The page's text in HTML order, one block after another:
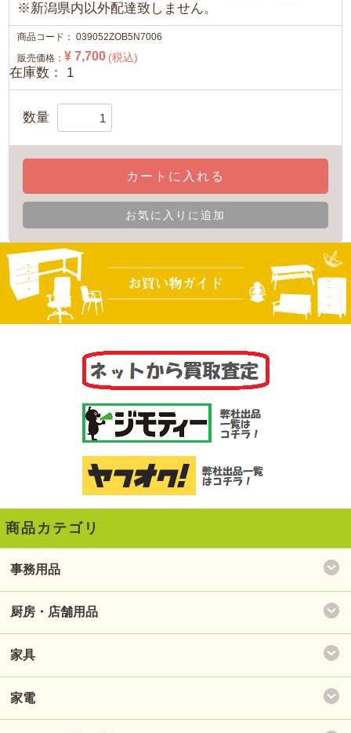
※新潟県内以外配達致しません。
商品コード：039052ZOB5N7006
販売価格：¥ 7,700 (税込)
在庫数： 1
数量
カートに入れる
お気に入りに追加
商品カテゴリ
事務用品
厨房・店舗用品
家具
家電